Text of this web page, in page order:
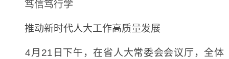
笃信笃行学
推动新时代人大工作高质量发展
4月21日下午，在省人大常委会会议厅，全体